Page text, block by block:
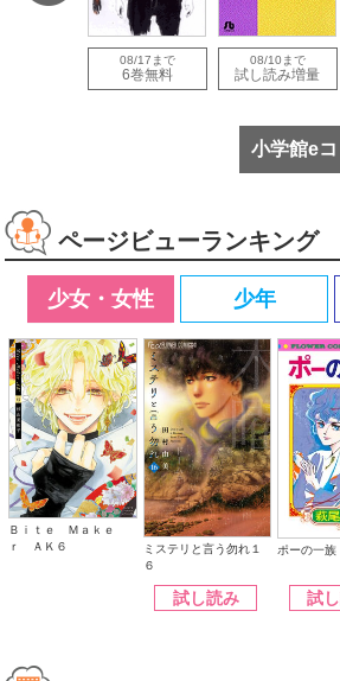
08/17まで
6巻無料
08/10まで
試し読み増量
小学館e
ページビューランキング
少女・女性 少年
Ｂｉｔｅ Ｍａｋｅ
ｒ ＡＫ６
ミステリと言う勿れ１
６
試し読み
ポーの一
試